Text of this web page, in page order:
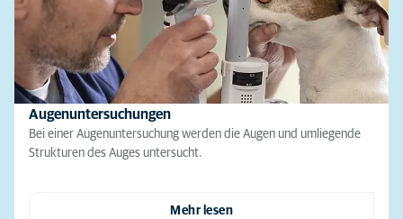
Augenuntersuchungen
Bei einer Augenuntersuchung werden die Augen und umliegende
Strukturen des Auges untersucht.
Mehr lesen